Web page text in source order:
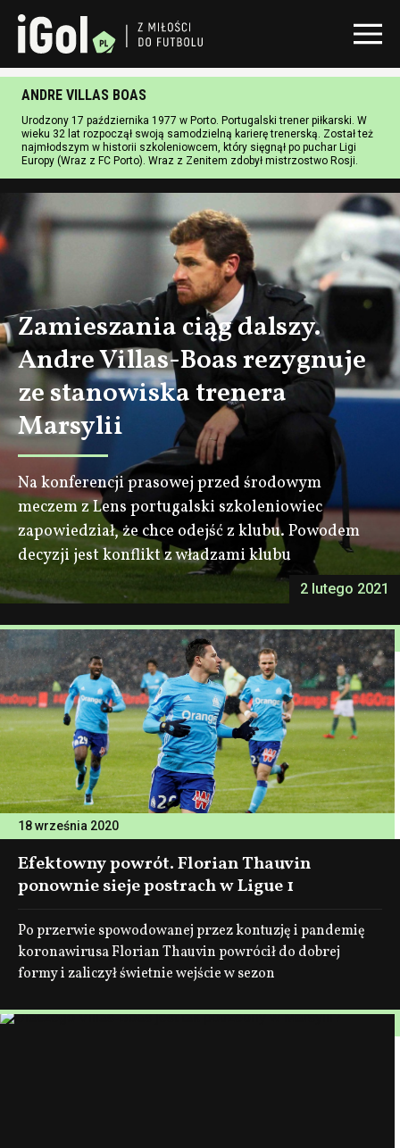
ANDRE VILLAS BOAS
Urodzony 17 października 1977 w Porto. Portugalski trener piłkarski. W
wieku 32 lat rozpoczął swoją samodzielną karierę trenerską. Został też
najmłodszym w historii szkoleniowcem, który sięgnął po puchar Ligi
Europy (Wraz z FC Porto). Wraz z Zenitem zdobył mistrzostwo Rosji.
2 lutego 2021
Zamieszania ciąg dalszy.
Andre Villas-Boas rezygnuje
ze stanowiska trenera
Marsylii
Na konferencji prasowej przed środowym
meczem z Lens portugalski szkoleniowiec
zapowiedział, że chce odejść z klubu. Powodem
decyzji jest konflikt z władzami klubu
18 września 2020
Efektowny powrót. Florian Thauvin
ponownie sieje postrach w Ligue 1
Po przerwie spowodowanej przez kontuzję i pandemię
koronawirusa Florian Thauvin powrócił do dobrej
formy i zaliczył świetnie wejście w sezon